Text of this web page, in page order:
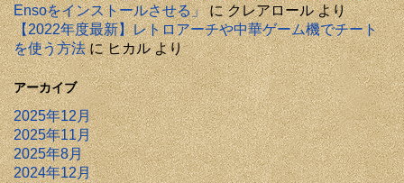
Ensoをインストールさせる」にクレアロールより
【2022年度最新】レトロアーチや中華ゲーム機でチート
を使う方法にヒカルより
アーカイブ
2025年12月
2025年11月
2025年8月
2024年12月